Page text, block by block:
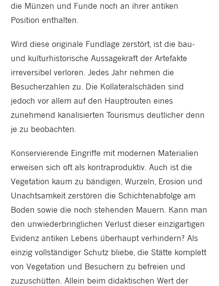
die Münzen und Funde noch an ihrer antiken
Position enthalten.
Wird diese originale Fundlage zerstört, ist die bau-
und kulturhistorische Aussagekraft der Artefakte
irreversibel verloren. Jedes Jahr nehmen die
Besucherzahlen zu. Die Kollateralschäden sind
jedoch vor allem auf den Hauptrouten eines
zunehmend kanalisierten Tourismus deutlicher denn
je zu beobachten.
Konservierende Eingriffe mit modernen Materialien
erweisen sich oft als kontraproduktiv. Auch ist die
Vegetation kaum zu bändigen, Wurzeln, Erosion und
Unachtsamkeit zerstören die Schichtenabfolge am
Boden sowie die noch stehenden Mauern. Kann man
den unwiederbringlichen Verlust dieser einzigartigen
Evidenz antiken Lebens überhaupt verhindern? Als
einzig vollständiger Schutz bliebe, die Stätte komplett
von Vegetation und Besuchern zu befreien und
zuzuschütten. Allein beim didaktischen Wert der